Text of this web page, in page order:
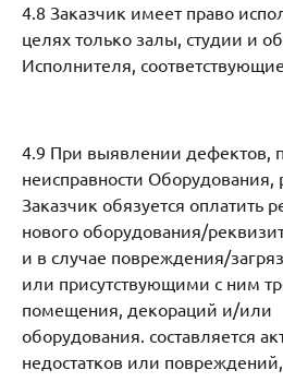
4.8 Заказчик имеет право
целях только залы, студии и
Исполнителя,
4.9 При выявлении дефектов,
неисправности Оборудования,
Заказчик обязуется оплатить
нового оборудования/
и в случае повреждения/
или присутствующими с ним
помещения, декораций и/или
оборудования. составляется
недостатков или